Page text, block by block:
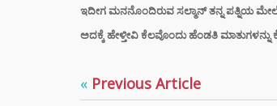
ಇದೀಗ ಮನನೊಂದಿರುವ ಸಲ್ಮಾನ್ ತನ್ನ ಪತ್ನಿಯ ಮೇಲೆ
ಅದಕ್ಕೆ ಹೇಳ್ತೀವಿ ಕೆಲವೊಂದು ಹೆಂಡತಿ ಮಾತುಗಳನ್ನು
« Previous Article